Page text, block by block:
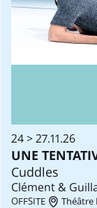
24 > 27.11.26
UNE
Cuddles
Clément &
OFFSITE Théâtre